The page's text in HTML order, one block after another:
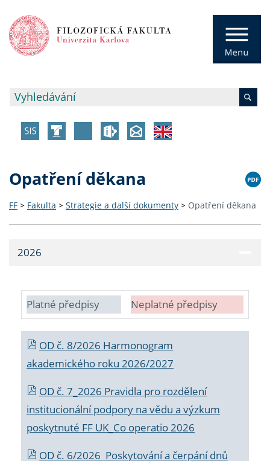
Opatření děkana
FF > Fakulta > Strategie a další dokumenty > Opatření děkana
2026
Platné předpisy Neplatné předpisy
OD č. 8/2026 Harmonogram
akademického roku 2026/2027
OD č. 7_2026 Pravidla pro rozdělení
institucionální podpory na vědu a výzkum
poskytnuté FF UK_Co operatio 2026
OD č. 6/2026 Poskytování a čerpání dnů